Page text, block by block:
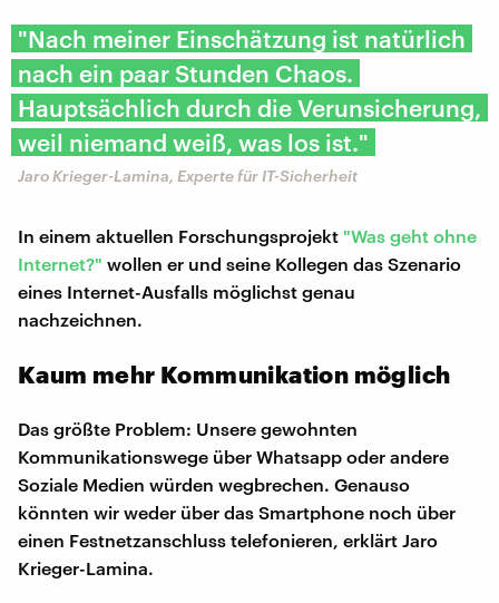
"Nach meiner Einschätzung ist natürlich
nach ein paar Stunden Chaos.
Hauptsächlich durch die Verunsicherung,
weil niemand weiß, was los ist."
Jaro Krieger-Lamina, Experte für IT-Sicherheit
In einem aktuellen Forschungsprojekt "Was geht ohne
Internet?" wollen er und seine Kollegen das Szenario
eines Internet-Ausfalls möglichst genau
nachzeichnen.
Kaum mehr Kommunikation möglich
Das größte Problem: Unsere gewohnten
Kommunikationswege über Whatsapp oder andere
Soziale Medien würden wegbrechen. Genauso
könnten wir weder über das Smartphone noch über
einen Festnetzanschluss telefonieren, erklärt Jaro
Krieger-Lamina.